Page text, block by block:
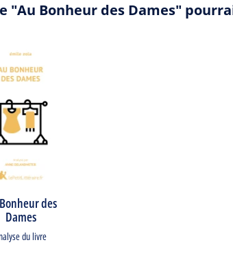
"Au Bonheur des Dames"
des
Dames
du livre